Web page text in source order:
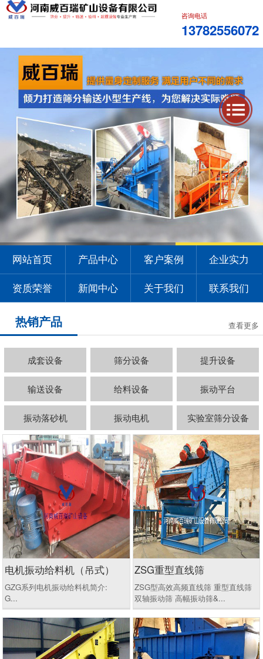
咨询电话
13782556072
1 2 3
网站首页 产品中心 客户案例 企业实力
资质荣誉 新闻中心 关于我们 联系我们
查看更多
热销产品
成套设备 筛分设备 提升设备
输送设备 给料设备 振动平台
振动落砂机 振动电机 实验室筛分设备
电机振动给料机（吊式）
GZG系列电机振动给料机简介:
G...
ZSG重型直线筛
ZSG型高效高频直线筛 重型直线筛
双轴振动筛 高幅振动筛&...